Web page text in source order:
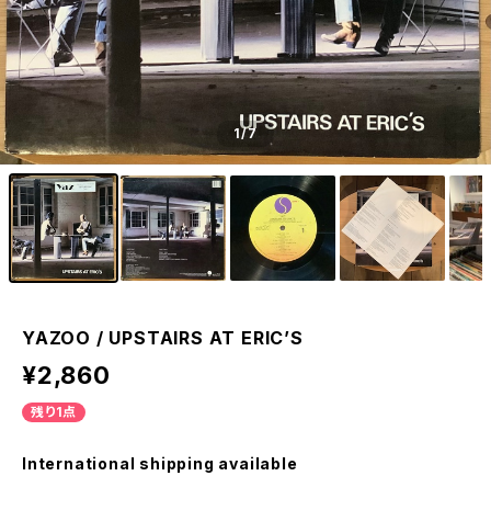
1/7
YAZOO / UPSTAIRS AT ERIC’S
¥2,860
残り1点
International shipping available